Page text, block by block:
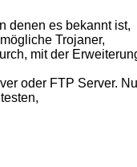
denen es bekannt ist,
Trojaner,
mit der
oder FTP Server.